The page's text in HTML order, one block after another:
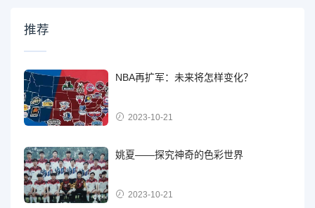
推荐
NBA再扩军：未来将怎样变化？
2023-10-21
姚夏——探究神奇的色彩世界
2023-10-21